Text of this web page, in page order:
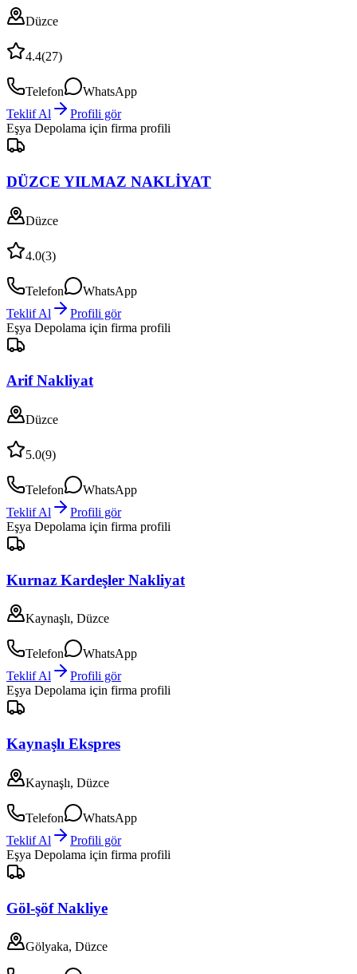
Düzce
4.4(27)
Telefon
WhatsApp
Teklif Al
Profili gör
Eşya Depolama için firma profili
DÜZCE YILMAZ NAKLİYAT
Düzce
4.0(3)
Telefon
WhatsApp
Teklif Al
Profili gör
Eşya Depolama için firma profili
Arif Nakliyat
Düzce
5.0(9)
Telefon
WhatsApp
Teklif Al
Profili gör
Eşya Depolama için firma profili
Kurnaz Kardeşler Nakliyat
Kaynaşlı, Düzce
Telefon
WhatsApp
Teklif Al
Profili gör
Eşya Depolama için firma profili
Kaynaşlı Ekspres
Kaynaşlı, Düzce
Telefon
WhatsApp
Teklif Al
Profili gör
Eşya Depolama için firma profili
Göl-şöf Nakliye
Gölyaka, Düzce